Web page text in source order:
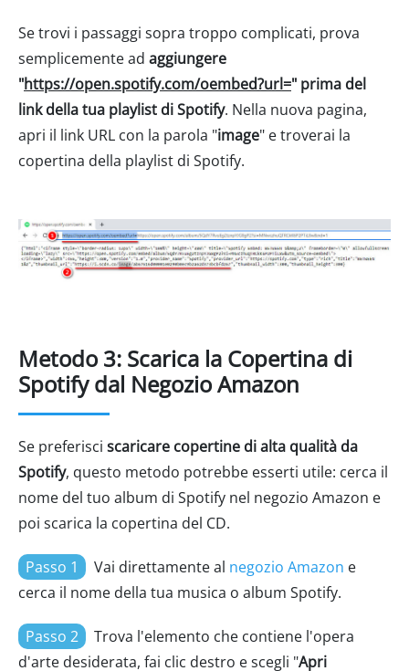
Se trovi i passaggi sopra troppo complicati, prova
semplicemente ad aggiungere
"https://open.spotify.com/oembed?url=" prima del
link della tua playlist di Spotify. Nella nuova pagina,
apri il link URL con la parola "image" e troverai la
copertina della playlist di Spotify.
Metodo 3: Scarica la Copertina di
Spotify dal Negozio Amazon
Se preferisci scaricare copertine di alta qualità da
Spotify, questo metodo potrebbe esserti utile: cerca il
nome del tuo album di Spotify nel negozio Amazon e
poi scarica la copertina del CD.
Passo 1 Vai direttamente al negozio Amazon e
cerca il nome della tua musica o album Spotify.
Passo 2
Trova l'elemento che contiene l'opera
d'arte desiderata, fai clic destro e scegli "Apri